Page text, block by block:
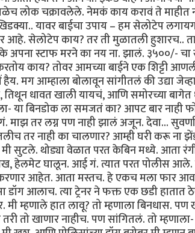
लोक चक्रावलेले. नेमकं काय करावं ते माहीत
यावर बाईचा उपाय – हम सेलोटेप
सेलोटेप काय? तर ती मुळातली हुशारच..
स्टाफ मरने का नय ना. झालं. ३५००/-
काय? तोवर आमच्या बाईने एक शिट्टी
मग आम्हाला बोलावून सांगीतलं की उद्या
तिथून धावत खाली यायचं, आणि समोरच्या
या बिनडोक ला समजतं का? आपट बार नाही
तर लग्न पण नाही झालं अजून. देवा...
तर नाही का चालणार? आम्ही घरी करू ना
सुटले. थोड्या वेळात परत केबिन मध्ये. आता
हेलमेट घालून. आई गं. त्यात परत पोलीस आले.
आहेत. आता मस्तच. हे एकच मला फार
आलाच. त्या ट्रेनर ने फक्त एक छडी हातात
मी म्हणाले हात लावू? तो म्हणाला बिनधास. पण
तो खाणार नाहीच. पण सांगितलं. तो